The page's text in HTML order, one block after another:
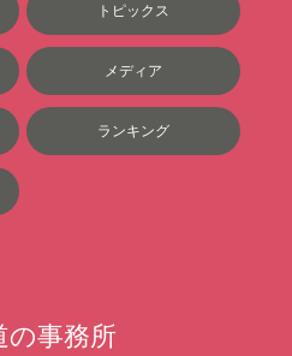
トピックス
メディア
ランキング
の事務所